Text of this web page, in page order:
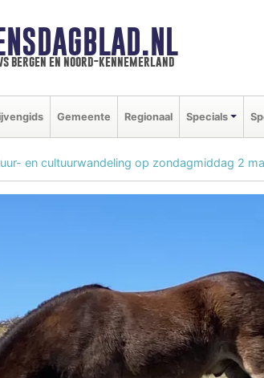
bergen en noord-kennemerland
Gemeente Regionaal Specials
en cultuurwandeling op zondagmiddag 2